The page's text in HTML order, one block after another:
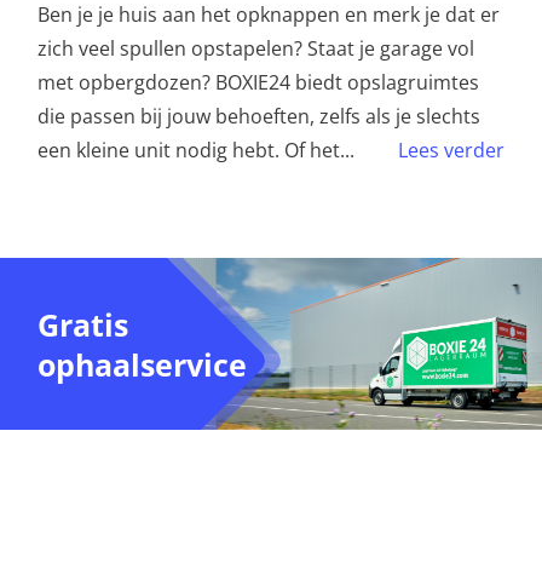
Ben je je huis aan het opknappen en merk je dat er
zich veel spullen opstapelen? Staat je garage vol
met opbergdozen? BOXIE24 biedt opslagruimtes
die passen bij jouw behoeften, zelfs als je slechts
een kleine unit nodig hebt. Of het... Lees verder
Gratis
ophaalservice